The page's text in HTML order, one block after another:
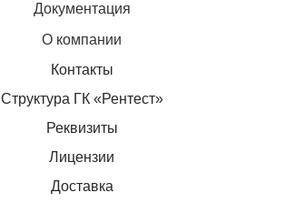
Документация
О компании
Контакты
Структура ГК «Рентест»
Реквизиты
Лицензии
Доставка